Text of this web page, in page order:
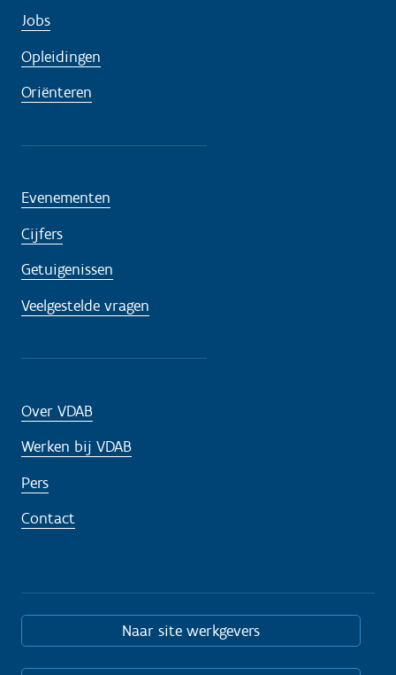
Jobs
Opleidingen
Oriënteren
Evenementen
Cijfers
Getuigenissen
Veelgestelde vragen
Over VDAB
Werken bij VDAB
Pers
Contact
Naar site werkgevers